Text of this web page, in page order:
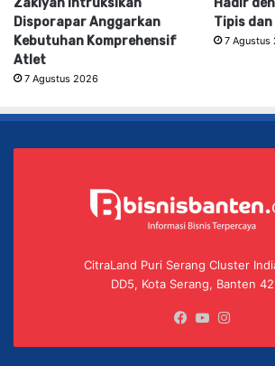
Zakiyah Intruksikan
Disporapar Anggarkan
Kebutuhan Komprehensif
Atlet
7 Agustus 2026
Hadir
Tipis
7 Agustus
CitraLand Puri Serang Cluster
DD5, Kota Serang, Banten
Facebook
YouTube